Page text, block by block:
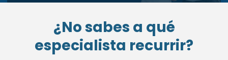
¿No sabes a qué
especialista recurrir?